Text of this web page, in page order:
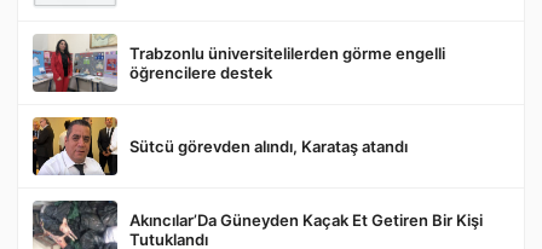
Trabzonlu üniversitelilerden görme engelli
öğrencilere destek
Sütcü görevden alındı, Karataş atandı
Akıncılar’Da Güneyden Kaçak Et Getiren Bir Kişi
Tutuklandı